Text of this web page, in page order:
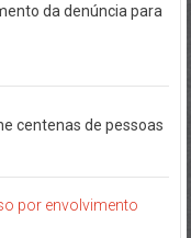
da denúncia para
centenas de pessoas